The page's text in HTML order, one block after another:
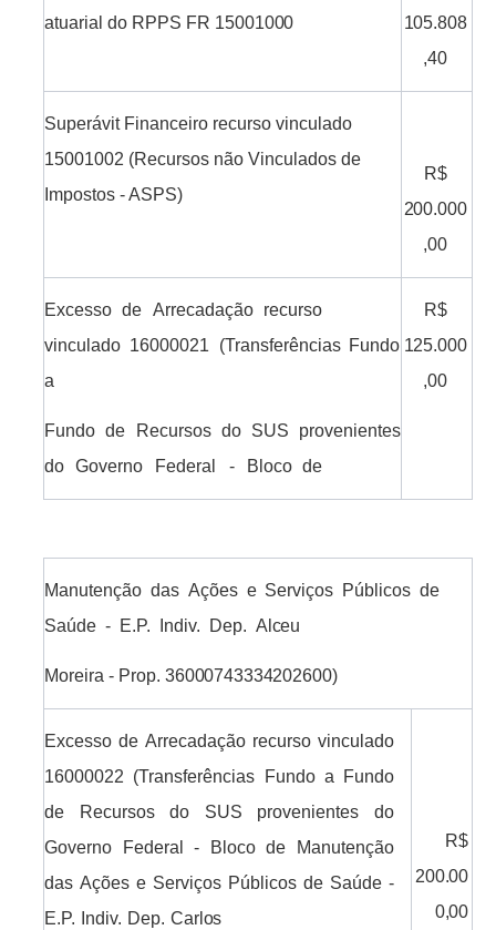
atuarial do RPPS FR 15001000
105.808
,40
Superávit Financeiro recurso vinculado
15001002 (Recursos não Vinculados de
Impostos - ASPS)
R$
200.000
,00
Excesso de Arrecadação
recurso
vinculado 16000021 (Transferências Fundo
a
Fundo de Recursos do SUS
provenientes
do Governo Federal - Bloco de
R$
125.000
,00
Manutenção das Ações e Serviços Públicos de
Saúde - E.P. Indiv. Dep. Alceu
Moreira - Prop. 36000743334202600)
Excesso de Arrecadação recurso vinculado
16000022 (Transferências Fundo a Fundo
de Recursos do SUS provenientes do
Governo Federal - Bloco de Manutenção
das Ações e Serviços Públicos de Saúde -
E.P.
Indiv. Dep. Carlos
R$
200.00
0,00